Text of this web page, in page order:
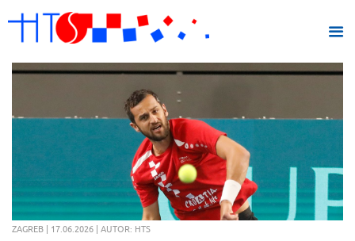
ZAGREB | 17.06.2026 | AUTOR: HTS